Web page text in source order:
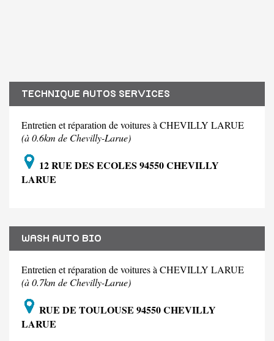
TECHNIQUE AUTOS SERVICES
Entretien et réparation de voitures à CHEVILLY LARUE
(à 0.6km de Chevilly-Larue)
12 RUE DES ECOLES 94550 CHEVILLY
LARUE
WASH AUTO BIO
Entretien et réparation de voitures à CHEVILLY LARUE
(à 0.7km de Chevilly-Larue)
RUE DE TOULOUSE 94550 CHEVILLY
LARUE